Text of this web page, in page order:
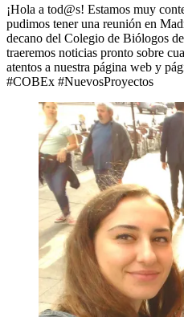
"Reunión
con
el
Colegio
de
Biólogos
Extremadura."
¡Hola a tod@s! Estamos muy
pudimos tener una reunión en
decano del Colegio de Biólogos
traeremos noticias pronto sobre
atentos a nuestra página web y
#COBEx #NuevosProyectos